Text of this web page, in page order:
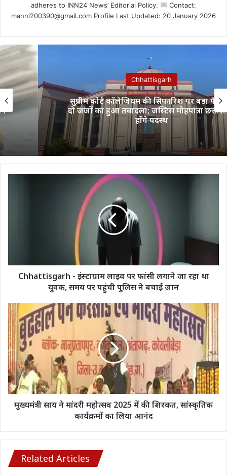
adheres to INN24 News’ Editorial Policy.
Contact:
manni200390@gmail.com Profile Last Updated: 20 January 2026
Chhattisgarh
सुप्रीम कोर्ट कॉलेजियम की सिफारिश पर बड़ा फैसला,
दो जजों का हुआ तबादला; जस्टिस मोहपात्रा छत्तीसगढ़
होंगे पदस्थ
रहा
पर
पहुंची
पुलिस
ने
बचाई
जान
Chhattisgarh - इंस्टाग्राम लाइव पर फांसी लगाने जा रहा था
युवक, समय पर पहुंची पुलिस ने बचाई जान
मुख्यमंत्री
साय
ने
मांदरी
महोत्सव
2025
में
की
शिरकत,
सांस्कृतिक
मुख्यमंत्री साय ने मांदरी महोत्सव 2025 में की शिरकत, सांस्कृतिक
कार्यक्रमों का लिया आनंद
Related Articles